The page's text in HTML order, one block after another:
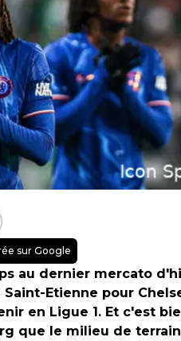
sur Google
au dernier mercato
Etienne pour
en Ligue 1. Et c'est
que le milieu de